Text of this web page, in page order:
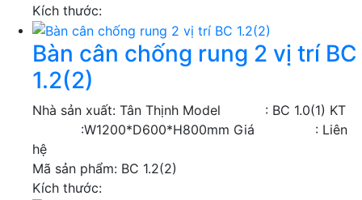
Kích thước:
Bàn cân chống rung 2 vị trí BC
1.2(2)
Nhà sản xuất: Tân Thịnh Model : BC 1.0(1) KT
:W1200*D600*H800mm Giá : Liên
hệ
Mã sản phẩm: BC 1.2(2)
Kích thước: